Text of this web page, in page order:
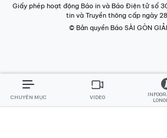
Giấy phép hoạt động Báo in và Báo Điện tử số
tin và Truyền thông cấp ngày
© Bản quyền Báo SÀI GÒN
CHUYÊN MỤC VIDEO